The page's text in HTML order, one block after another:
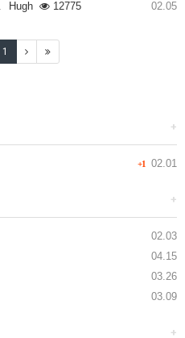
Hugh 12775 02.05
1
+
+1 02.01
+
02.03
04.15
03.26
03.09
+